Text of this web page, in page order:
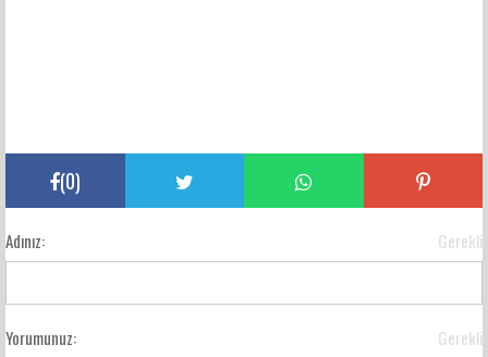
(0)
Adınız: Gerekli
Yorumunuz: Gerekli